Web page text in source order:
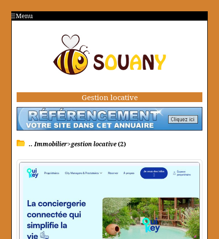
Menu
Gestion locative
.. Immobilier>gestion locative(2)